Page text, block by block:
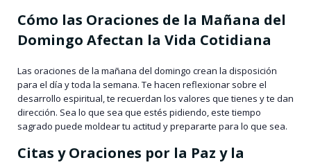
Cómo las Oraciones de la Mañana del
Domingo Afectan la Vida Cotidiana
Las oraciones de la mañana del domingo crean la disposición
para el día y toda la semana. Te hacen reflexionar sobre el
desarrollo espiritual, te recuerdan los valores que tienes y te dan
dirección. Sea lo que sea que estés pidiendo, este tiempo
sagrado puede moldear tu actitud y prepararte para lo que sea.
Citas y Oraciones por la Paz y la